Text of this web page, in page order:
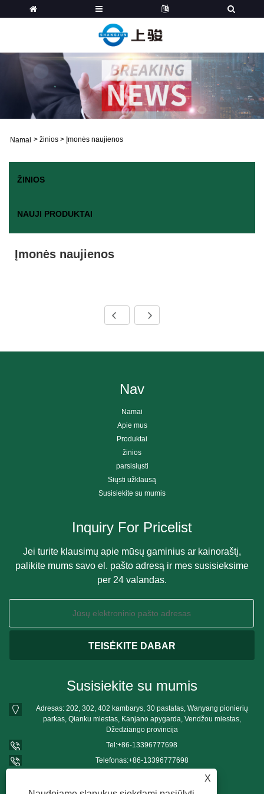
Namai > žinios > Įmonės naujienos
ŽINIOS
NAUJI PRODUKTAI
Įmonės naujienos
Nav
Namai
Apie mus
Produktai
žinios
parsisiųsti
Siųsti užklausą
Susisiekite su mumis
Inquiry For Pricelist
Jei turite klausimų apie mūsų gaminius ar kainoraštį,
palikite mums savo el. pašto adresą ir mes susisieksime
per 24 valandas.
Susisiekite su mumis
Adresas: 202, 302, 402 kambarys, 30 pastatas, Wanyang pionierių
parkas, Qianku miestas, Kanjano apygarda, Vendžou miestas,
Džedziango provincija
Tel:+86-13396777698
Telefonas:+86-13396777698
mushroomgrowbag@163.comX